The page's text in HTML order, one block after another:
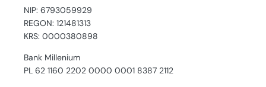
NIP: 6793059929
REGON: 121481313
KRS: 0000380898
Bank Millenium
PL 62 1160 2202 0000 0001 8387 2112